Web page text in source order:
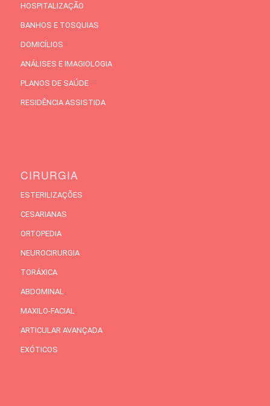
HOSPITALIZAÇÃO
BANHOS E TOSQUIAS
DOMICÍLIOS
ANÁLISES E IMAGIOLOGIA
PLANOS DE SAÚDE
RESIDÊNCIA ASSISTIDA
CIRURGIA
ESTERILIZAÇÕES
CESARIANAS
ORTOPEDIA
NEUROCIRURGIA
TORÁXICA
ABDOMINAL
MAXILO-FACIAL
ARTICULAR AVANÇADA
EXÓTICOS